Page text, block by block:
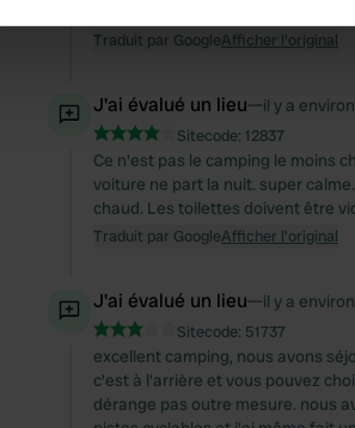
cookies to personalise content and
that you’ve provided to them
Traduit par GoogleAfficher l'original
J'ai évalué un lieu—il y a
Sitecode: 12837
Ce n'est pas le camping le moins
voiture ne part la nuit. super
chaud. Les toilettes doivent être
Traduit par GoogleAfficher l'original
J'ai évalué un lieu—il y a
Sitecode: 51737
excellent camping, nous avons
c'est à l'arrière et vous pouvez
dérange pas outre mesure. nous